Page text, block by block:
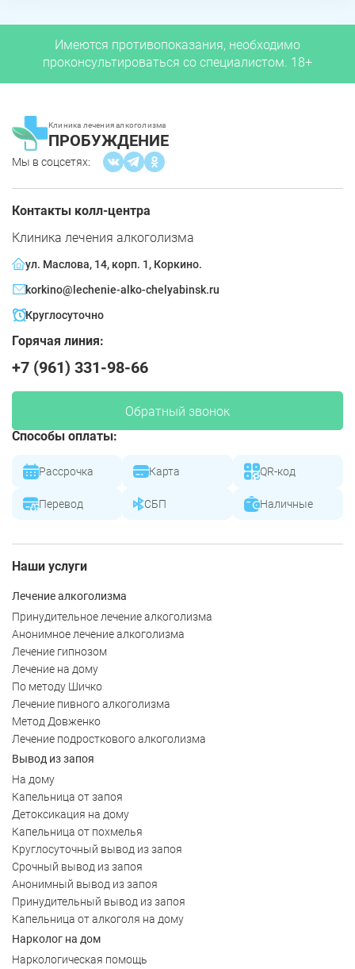
Имеются противопоказания, необходимо
проконсультироваться со специалистом. 18+
Клиника лечения алкоголизма
ПРОБУЖДЕНИЕ
Мы в соцсетях:
Контакты колл-центра
Клиника лечения алкоголизма
ул. Маслова, 14, корп. 1, Коркино.
korkino@lechenie-alko-chelyabinsk.ru
Круглосуточно
Горячая линия:
+7 (961) 331-98-66
Обратный звонок
Способы оплаты:
Рассрочка Карта QR-код
Перевод СБП Наличные
Наши услуги
Лечение алкоголизма
Принудительное лечение алкоголизма
Анонимное лечение алкоголизма
Лечение гипнозом
Лечение на дому
По методу Шичко
Лечение пивного алкоголизма
Метод Довженко
Лечение подросткового алкоголизма
Вывод из запоя
На дому
Капельница от запоя
Детоксикация на дому
Капельница от похмелья
Круглосуточный вывод из запоя
Срочный вывод из запоя
Анонимный вывод из запоя
Принудительный вывод из запоя
Капельница от алкоголя на дому
Нарколог на дом
Наркологическая помощь